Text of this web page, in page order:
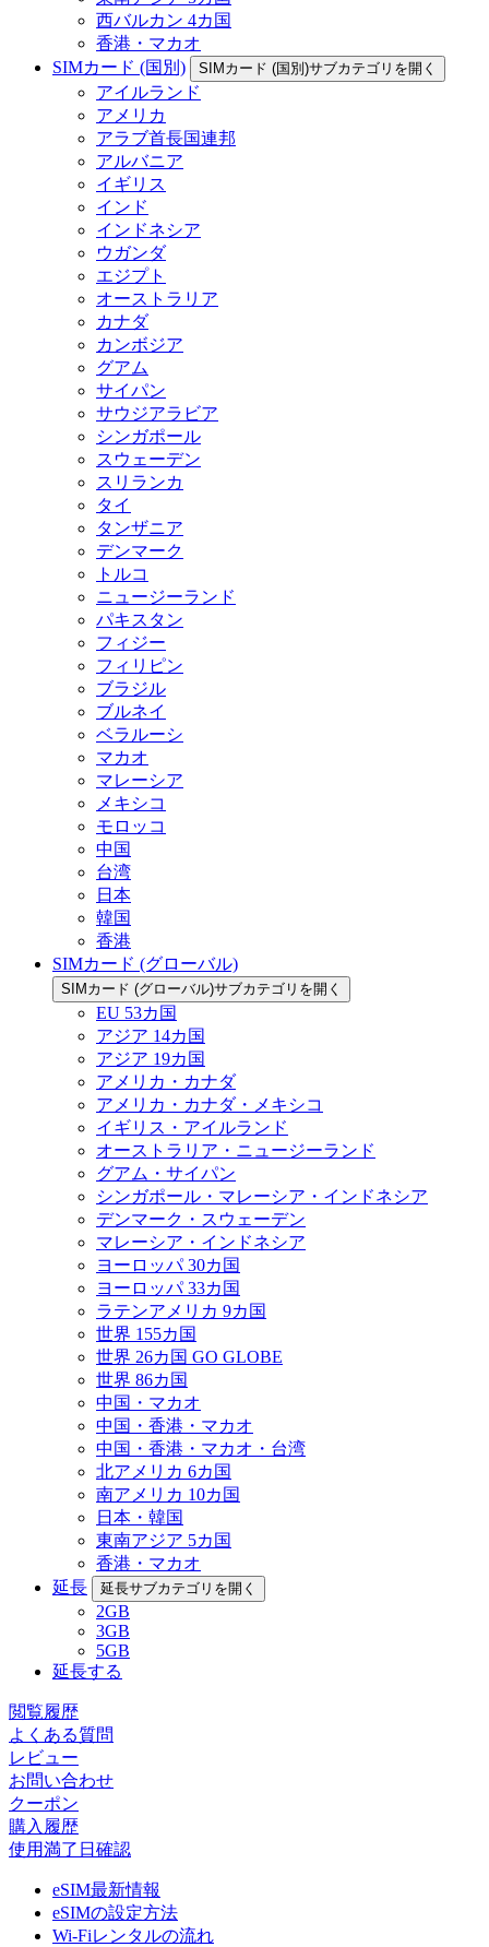
西バルカン 4カ国
香港・マカオ
SIMカード (国別)
SIMカード (国別)サブカテゴリを開く
アイルランド
アメリカ
アラブ首長国連邦
アルバニア
イギリス
インド
インドネシア
ウガンダ
エジプト
オーストラリア
カナダ
カンボジア
グアム
サイパン
サウジアラビア
シンガポール
スウェーデン
スリランカ
タイ
タンザニア
デンマーク
トルコ
ニュージーランド
パキスタン
フィジー
フィリピン
ブラジル
ブルネイ
ベラルーシ
マカオ
マレーシア
メキシコ
モロッコ
中国
台湾
日本
韓国
香港
SIMカード (グローバル)
SIMカード (グローバル)サブカテゴリを開く
EU 53カ国
アジア 14カ国
アジア 19カ国
アメリカ・カナダ
アメリカ・カナダ・メキシコ
イギリス・アイルランド
オーストラリア・ニュージーランド
グアム・サイパン
シンガポール・マレーシア・インドネシア
デンマーク・スウェーデン
マレーシア・インドネシア
ヨーロッパ 30カ国
ヨーロッパ 33カ国
ラテンアメリカ 9カ国
世界 155カ国
世界 26カ国 GO GLOBE
世界 86カ国
中国・マカオ
中国・香港・マカオ
中国・香港・マカオ・台湾
北アメリカ 6カ国
南アメリカ 10カ国
日本・韓国
東南アジア 5カ国
香港・マカオ
延長
延長サブカテゴリを開く
2GB
3GB
5GB
延長する
閲覧履歴
よくある質問
レビュー
お問い合わせ
クーポン
購入履歴
使用満了日確認
eSIM最新情報
eSIMの設定方法
Wi-Fiレンタルの流れ